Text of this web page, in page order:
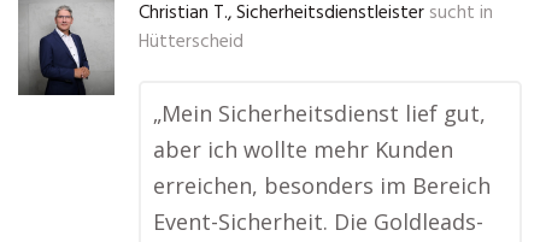
Christian T., Sicherheitsdienstleister sucht in
Hütterscheid
„Mein Sicherheitsdienst lief gut,
aber ich wollte mehr Kunden
erreichen, besonders im Bereich
Event-Sicherheit. Die Goldleads-